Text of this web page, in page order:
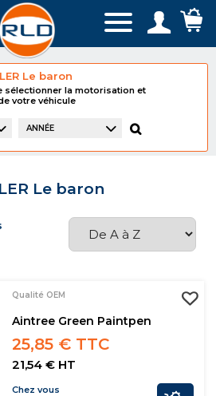
Le baron
sélectionner la motorisation et
votre véhicule
ANNÉE
Le baron
Qualité OEM
Aintree Green Paintpen
25,85 € TTC
21,54 € HT
Chez vous